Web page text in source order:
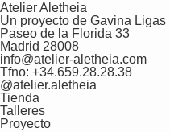
Atelier Aletheia
Un proyecto de Gavina Ligas
Paseo de la Florida 33
Madrid 28008
info@atelier-aletheia.com
Tfno: +34.659.28.28.38
@atelier.aletheia
Tienda
Talleres
Proyecto